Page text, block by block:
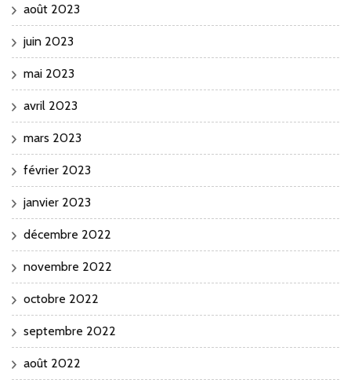
août 2023
juin 2023
mai 2023
avril 2023
mars 2023
février 2023
janvier 2023
décembre 2022
novembre 2022
octobre 2022
septembre 2022
août 2022